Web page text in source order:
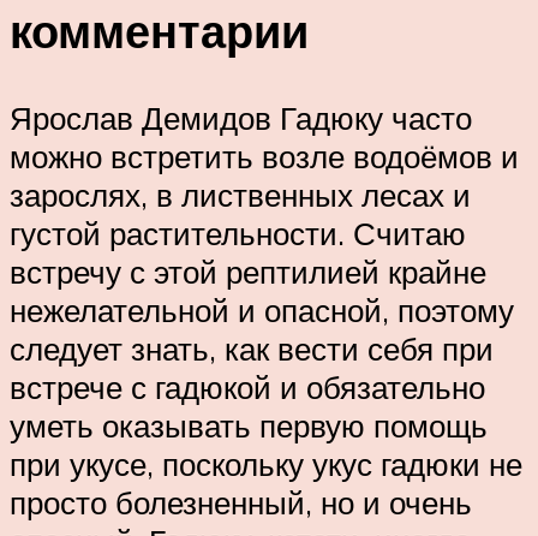
комментарии
Ярослав Демидов Гадюку часто
можно встретить возле водоёмов и
зарослях, в лиственных лесах и
густой растительности. Считаю
встречу с этой рептилией крайне
нежелательной и опасной, поэтому
следует знать, как вести себя при
встрече с гадюкой и обязательно
уметь оказывать первую помощь
при укусе, поскольку укус гадюки не
просто болезненный, но и очень